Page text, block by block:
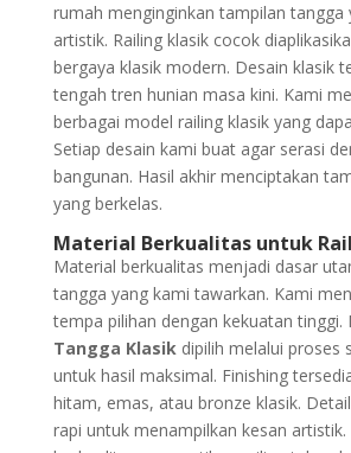
rumah menginginkan tampilan tangga
artistik. Railing klasik cocok
bergaya klasik modern. Desain klasik
tengah tren hunian masa kini. Kami
berbagai model railing klasik yang
Setiap desain kami buat agar serasi
bangunan. Hasil akhir menciptakan
yang berkelas.
Material Berkualitas untuk
Material berkualitas menjadi dasar
tangga yang kami tawarkan. Kami
tempa pilihan dengan kekuatan tinggi.
Tangga Klasikdipilih melalui proses
untuk hasil maksimal. Finishing
hitam, emas, atau bronze klasik.
rapi untuk menampilkan kesan